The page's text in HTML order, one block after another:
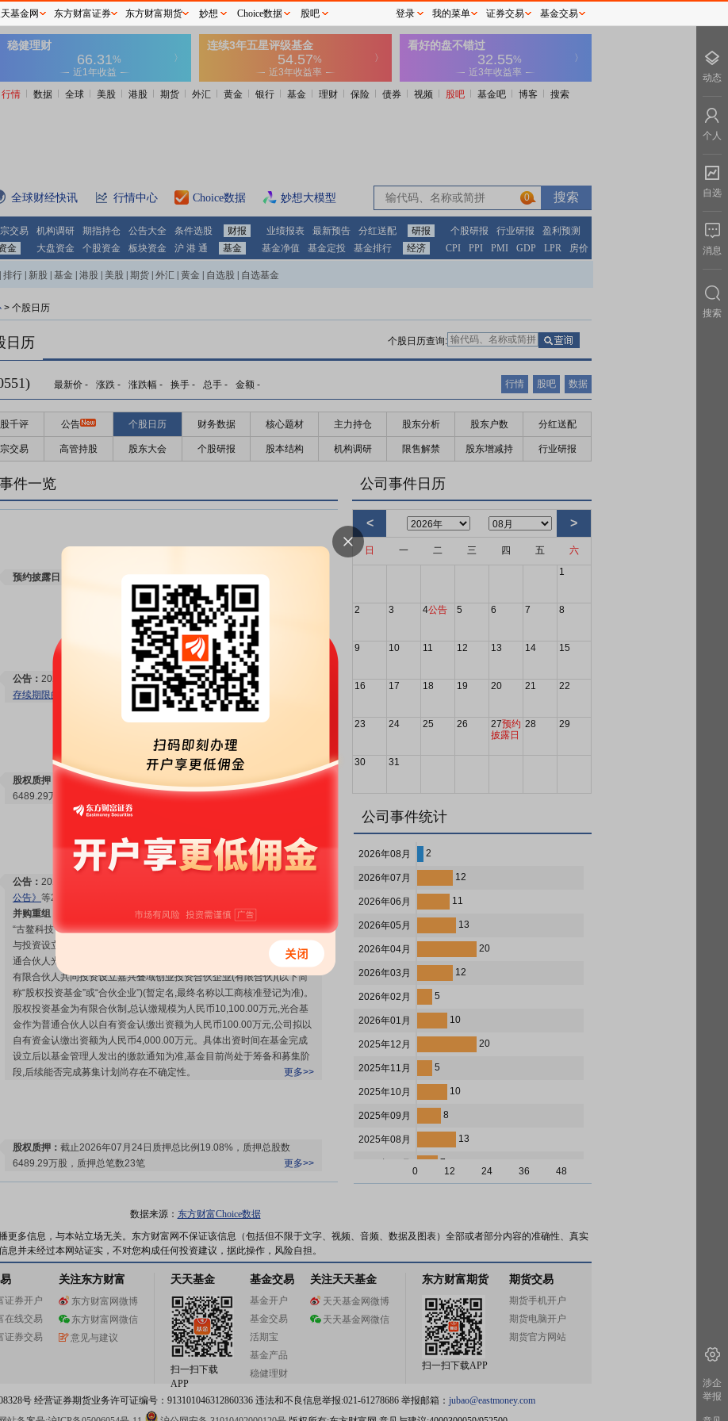
行情 数据 全球 美股 港股 期货 外汇 黄金 银行 基金 理财 保险 债券 视频 股吧 基金吧 博客 搜索
全球财经快讯 行情中心 Choice数据 妙想大模型 0
交易 机构调研 期指持仓 公告大全 条件选股 财报 业绩报表 最新预告 分红送配 研报 个股研报 行业研报
盈利预测
金 大盘资金 个股资金 板块资金 沪 港 通 基金 基金净值 基金定投 基金排行 经济 CPI PPI PMI GDP LPR 房价
排行 新股 基金 港股 美股 期货 外汇 黄金 自选股 自选基金
> 个股日历
日历 个股日历查询:
最新价 - 涨跌 - 涨跌幅 - 换手 - 总手 - 金额 - 行情 股吧 数据
千评 公告 个股日历 财务数据 核心题材 主力持仓 股东分析 股东户数 分红送配
交易 高管持股 股东大会 个股研报 股本结构 机构调研 限售解禁 股东增减持 行业研报
件一览
预约披露日： 2026年半年报预约2026年08月27日披露
公告： 2026年08月04日发布《古鳌科技:关于参股的股权投资基金延长
存续期限的公告》
股权质押：
截止2026年07月31日质押总比例19.08%，质押总股数
6489.29万股，质押总笔数23笔
公告： 2026年07月27日发布
公告》 等2条公告
并购重组：
2026年7月27日,上海古鳌电子科技股份有限公司(以下简称
“古鳌科技”或“公司”)召开第六届董事会第九次会议,审议通过了《关于参
与投资设立股权投资基金的议案》,董事会同意公司作为有限合伙人与普
通合伙人光合(海南)私募基金管理有限公司(以下简称“光合基金”)及其他
有限合伙人共同投资设立嘉兴叠域创业投资合伙企业(有限合伙)(以下简
称“股权投资基金”或“合伙企业”)(暂定名,最终名称以工商核准登记为准)。
股权投资基金为有限合伙制,总认缴规模为人民币10,100.00万元,光合基
金作为普通合伙人以自有资金认缴出资额为人民币100.00万元,公司拟以
自有资金认缴出资额为人民币4,000.00万元。具体出资时间在基金完成
设立后以基金管理人发出的缴款通知为准,基金目前尚处于筹备和募集阶
段,后续能否完成募集计划尚存在不确定性。
更多>>
股权质押： 截止2026年07月24日质押总比例19.08%，质押总股数
6489.29万股，质押总笔数23笔
更多>>
公告：2026年07月17日发布《古鳌科技:关于公司5%以上股东部分股份
解除司法冻结及轮候冻结生效的公告》
更多>>
股权质押：截止2026年07月17日质押总比例19.08%，质押总股数
6489.29万股，质押总笔数23笔
更多>>
《古鳌科技:关于使用闲置自有资金进行现
股东大会：于2026-07-10召开2026年第四次临时股东大会
更多>>
公司事件日历
< >
日 一 二 三 四 五
六
1
2 3 4公告 5 6 7 8
9 10 11 12 13 14 15
16 17 18 19 20 21 22
23 24 25 26 27预约
披露日
28 29
30 31
公司事件统计
2026年08月 2
2026年07月 12
2026年06月 11
2026年05月 13
2026年04月 20
2026年03月 12
2026年02月 5
2026年01月 10
2025年12月 20
2025年11月 5
2025年10月 10
2025年09月 8
2025年08月 13
7
2025年06月 4
2025年04月 14
2025年02月 4
2025年01月 6
6
7
2024年09月 7
0 12 24 36 48
数据来源： 东方财富Choice数据
更多信息，与本站立场无关。东方财富网不保证该信息（包括但不限于文字、视频、音频、数据及图表）全部或者部分内容的准确性、真实
并未经过本网站证实，不对您构成任何投资建议，据此操作，风险自担。
证券开户
在线交易
证券交易
关注东方财富
东方财富网微博
东方财富网微信
意见与建议
天天基金
扫一扫下载
APP
基金交易
基金开户
基金交易
活期宝
基金产品
稳健理财
关注天天基金
天天基金网微博
天天基金网微信
东方财富期货
扫一扫下载APP
期货交易
期货手机开户
期货电脑开户
期货官方网站
号 经营证券期货业务许可证编号：913101046312860336 违法和不良信息举报:021-61278686 举报邮箱： jubao@eastmoney.com
基金网 东方财富证券 东方财富期货 妙想 Choice数据 股吧 登录 我的菜单 证券交易 基金交易
动态
个人
自选
消息
搜索
涉企
举报